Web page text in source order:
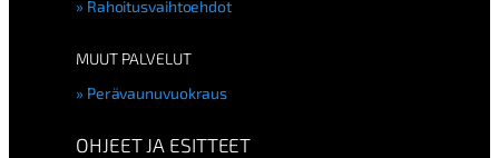
Rahoitusvaihtoehdot
MUUT PALVELUT
Perävaunuvuokraus
OHJEET JA ESITTEET